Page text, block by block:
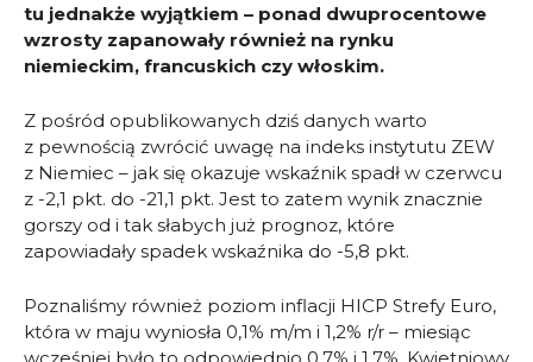
tu jednakże wyjątkiem – ponad dwuprocentowe
wzrosty zapanowały również na rynku
niemieckim, francuskich czy włoskim.
Z pośród opublikowanych dziś danych warto
z pewnością zwrócić uwagę na indeks instytutu ZEW
z Niemiec – jak się okazuje wskaźnik spadł w czerwcu
z -2,1 pkt. do -21,1 pkt. Jest to zatem wynik znacznie
gorszy od i tak słabych już prognoz, które
zapowiadały spadek wskaźnika do -5,8 pkt.
Poznaliśmy również poziom inflacji HICP Strefy Euro,
która w maju wyniosła 0,1% m/m i 1,2% r/r – miesiąc
wcześniej było to odpowiednio 0,7% i 1,7%. Kwietniowy